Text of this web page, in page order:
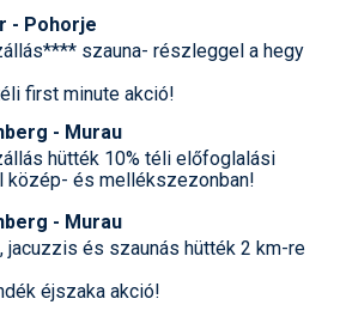
- Pohorje
szauna- részleggel a hegy
first minute akció!
- Murau
hütték 10% téli előfoglalási
közép- és mellékszezonban!
- Murau
jacuzzis és szaunás hütték 2 km-re
éjszaka akció!